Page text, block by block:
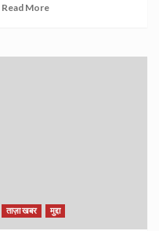
Read More
ताज़ा खबर मुद्दा